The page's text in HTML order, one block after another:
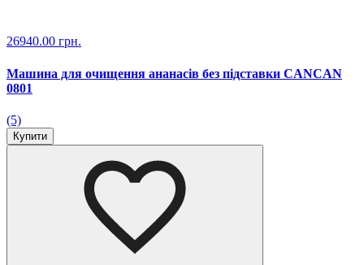
26940.00 грн.
Машина для очищення ананасів без підставки CANCAN
0801
(5)
Купити